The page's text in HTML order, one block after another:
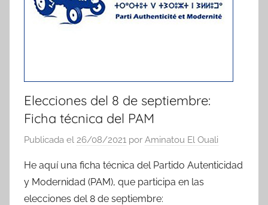
Elecciones del 8 de septiembre:
Ficha técnica del PAM
Publicada el 26/08/2021 por Aminatou El Ouali
He aquí una ficha técnica del Partido Autenticidad
y Modernidad (PAM), que participa en las
elecciones del 8 de septiembre: